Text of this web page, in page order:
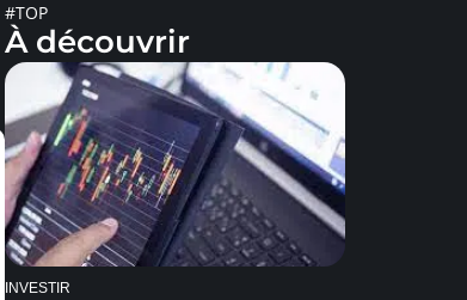
#TOP
À découvrir
INVESTIR